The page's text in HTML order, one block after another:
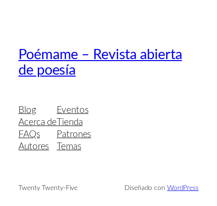
Poémame – Revista abierta
de poesía
Blog
Acerca de
FAQs
Autores
Eventos
Tienda
Patrones
Temas
Twenty Twenty-Five Diseñado con WordPress